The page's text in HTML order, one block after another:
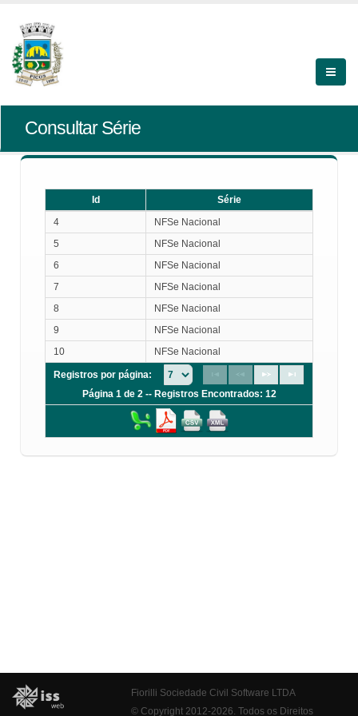
Consultar Série
Id
Série
Série
4
NFSe Nacional
5
NFSe Nacional
6
NFSe Nacional
7
NFSe Nacional
8
NFSe Nacional
9
NFSe Nacional
10
NFSe Nacional
Registros por página:
Página 1 de 2 -- Registros Encontrados: 12
Fiorilli Sociedade Civil Software LTDA
© Copyright 2012-2026. Todos os Direitos